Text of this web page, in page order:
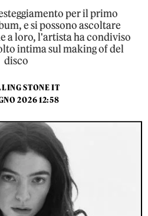
per il primo
e si possono ascoltare
a loro, l'artista ha condiviso
intima sul making of del
disco
STONE IT
2026 12:58